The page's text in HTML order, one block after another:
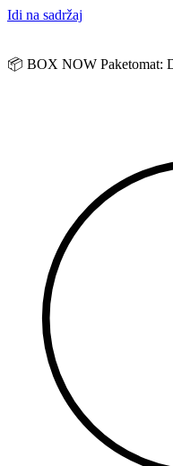
Idi na sadržaj
📦 BOX NOW Paketomat: